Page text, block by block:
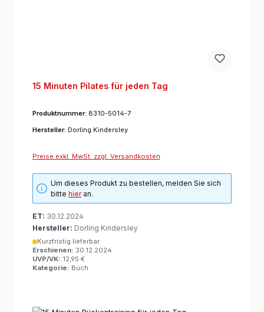
15 Minuten Pilates für jeden Tag
Produktnummer: 8310-5014-7
Hersteller: Dorling Kindersley
Preise exkl. MwSt. zzgl. Versandkosten
Um dieses Produkt zu bestellen, melden Sie sich
bittehieran.
ET: 30.12.2024
Hersteller: Dorling Kindersley
Kurzfristig lieferbar
Erschienen: 30.12.2024
UVP/VK: 12,95 €
Kategorie: Buch